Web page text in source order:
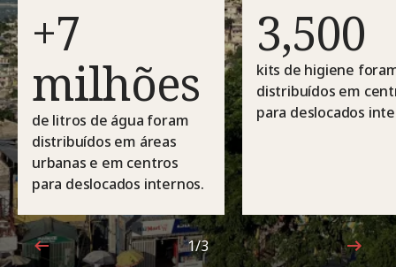
+7
milhões
de litros de água foram
distribuídos em áreas
urbanas e em centros
para deslocados internos.
3,500
kits de higiene
distribuídos em
para deslocados
1 de 3
1/3